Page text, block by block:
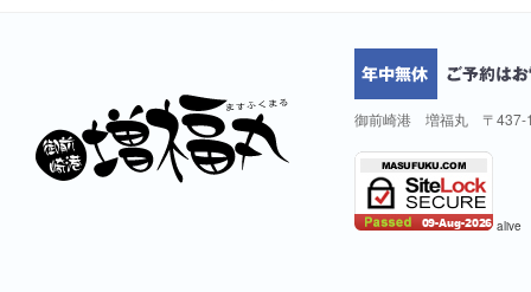
御前崎港 増福丸 〒437-
alive